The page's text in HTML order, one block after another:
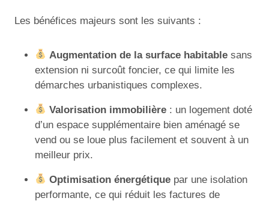
Les bénéfices majeurs sont les suivants :
Augmentation de la surface habitable sans
extension ni surcoût foncier, ce qui limite les
démarches urbanistiques complexes.
Valorisation immobilière : un logement doté
d’un espace supplémentaire bien aménagé se
vend ou se loue plus facilement et souvent à un
meilleur prix.
Optimisation énergétique par une isolation
performante, ce qui réduit les factures de